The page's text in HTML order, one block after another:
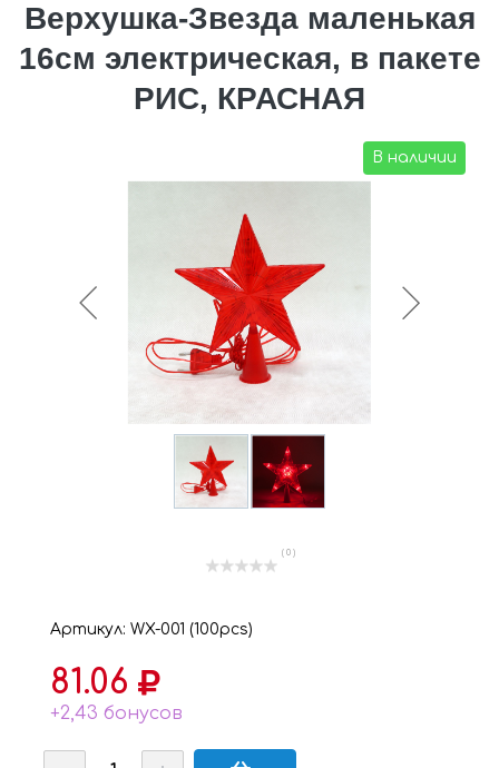
Верхушка-Звезда маленькая
16см электрическая, в пакете
РИС, КРАСНАЯ
В наличии
( 0 )
Артикул: WX-001 (100рcs)
81.06
+2,43 бонусов